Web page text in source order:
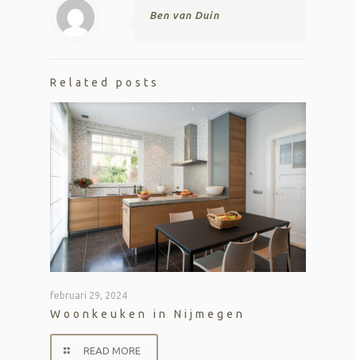
Ben van Duin
Related posts
februari 29, 2024
Woonkeuken in Nijmegen
READ MORE